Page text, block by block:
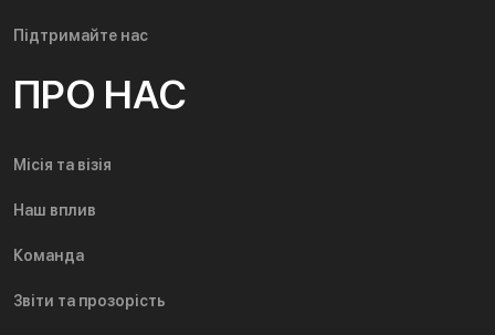
Підтримайте нас
ПРО НАС
Місія та візія
Наш вплив
Команда
Звіти та прозорість